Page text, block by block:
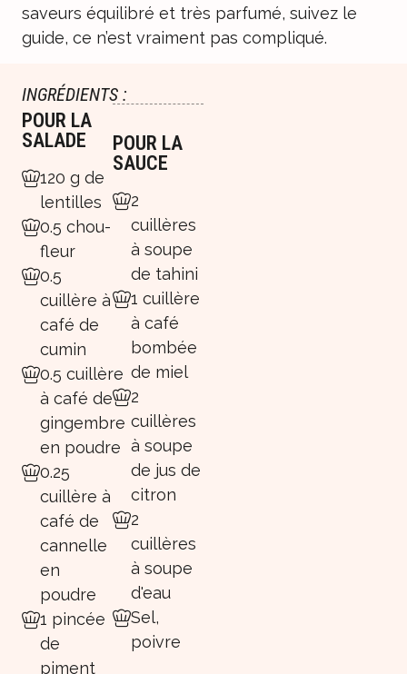
saveurs équilibré et très parfumé, suivez le
guide, ce n’est vraiment pas compliqué.
INGRÉDIENTS :
POUR LA
SALADE
120 g de
lentilles
0.5 chou-
fleur
0.5
cuillère à
café de
cumin
0.5 cuillère
à café de
gingembre
en poudre
0.25
cuillère à
café de
cannelle
en
poudre
1 pincée
de
piment
POUR LA
SAUCE
2
cuillères
à soupe
de tahini
1 cuillère
à café
bombée
de miel
2
cuillères
à soupe
de jus de
citron
2
cuillères
à soupe
d'eau
Sel,
poivre